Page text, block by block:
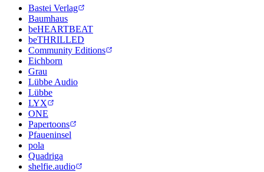
Bastei Verlag
Baumhaus
beHEARTBEAT
beTHRILLED
Community Editions
Eichborn
Grau
Lübbe Audio
Lübbe
LYX
ONE
Papertoons
Pfaueninsel
pola
Quadriga
shelfie.audio